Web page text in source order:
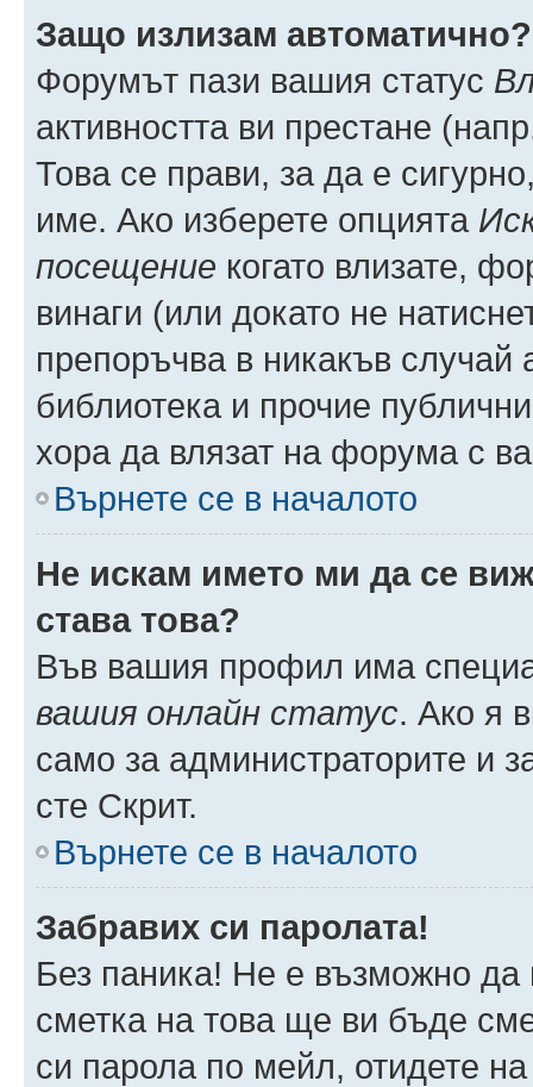
Защо излизам автоматично?
Форумът пази вашия статус
активността ви престане
Това се прави, за да е
име. Ако изберете опцията
посещение когато влизате,
винаги (или докато не
препоръчва в никакъв случай
библиотека и прочие
хора да влязат на форума с
Върнете се в началото
Не искам името ми да се
става това?
Във вашия профил има
вашия онлайн статус. Ако я
само за администраторите и
сте Скрит.
Върнете се в началото
Забравих си паролата!
Без паника! Не е възможно да
сметка на това ще ви бъде
си парола по мейл, отидете